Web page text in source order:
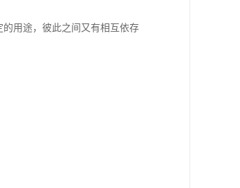
用途，彼此之间又有相互依存